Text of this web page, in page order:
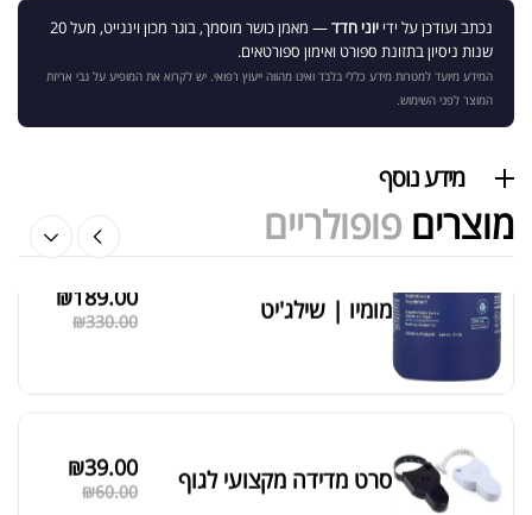
נכתב ועודכן על ידי יוני חדד
— מאמן כושר מוסמך, בוגר מכון וינגייט, מעל 20
שנות ניסיון בתזונת ספורט ואימון ספורטאים.
המידע מיועד למטרות מידע כללי בלבד ואינו מהווה ייעוץ רפואי. יש לקרוא את המופיע על גבי אריזת
המוצר לפני השימוש.
מידע נוסף
מוצרים פופולריים
מציג 1–6 מתוך 524 תוצאות
סידור ברירת מחדל
₪500.00
₪369.00
מומיו | שילג'יט ₪330.00
₪189.00
סרט מדידה מקצועי לגוף ₪60.00
₪39.00